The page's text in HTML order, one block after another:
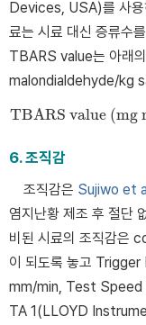
Devices, USA)를 사용
료는 시료 대신 증류수
TBARS value는 아래
malondialdehyde/kg
TBARS value (mg
TBARS
6. 조직감
조직감은 Sujiwo et
염지난황 제조 후 절단
비된 시료의 조직감은
이 되도록 놓고
mm/min, Test Speed
TA 1(LLOYD